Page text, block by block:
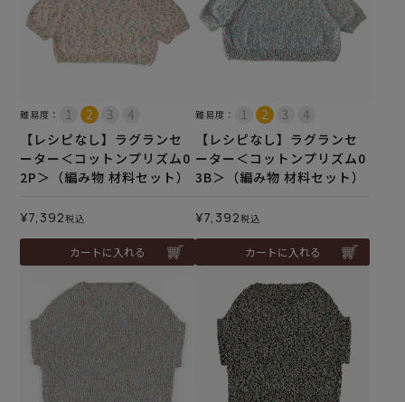
難易度：
【レシピなし】ラグランセ
ーター＜コットンプリズム0
2P＞（編み物 材料セット）
¥7,392税込
カートに入れる
難易度：
【レシピなし】ラグランセ
ーター＜コットンプリズム0
3B＞（編み物 材料セット）
¥7,392税込
カートに入れる